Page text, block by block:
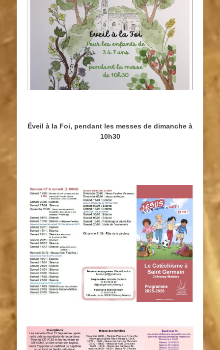
Éveil à la Foi, pendant les messes de dimanche à
10h30